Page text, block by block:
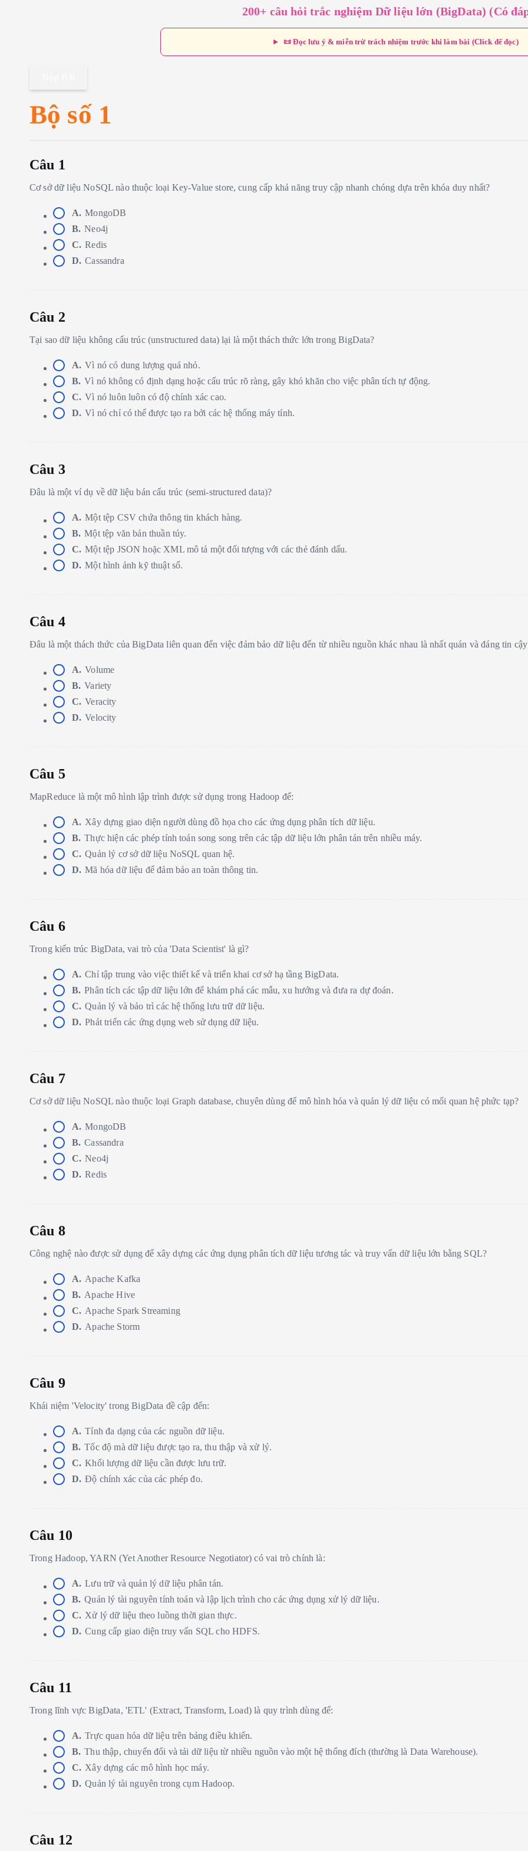
200+ câu hỏi trắc nghiệm Dữ liệu lớn (BigData) (Có
📜 Đọc lưu ý & miễn trừ trách nhiệm trước khi làm bài (Click để đọc)
Bộ số 1
Câu 1
Cơ sở dữ liệu NoSQL nào thuộc loại Key-Value store, cung cấp khả năng truy cập nhanh chóng dựa trên khóa duy nhất?
A. MongoDB
B. Neo4j
C. Redis
D. Cassandra
Câu 2
Tại sao dữ liệu không cấu trúc (unstructured data) lại là một thách thức lớn trong BigData?
A. Vì nó có dung lượng quá nhỏ.
B. Vì nó không có định dạng hoặc cấu trúc rõ ràng, gây khó khăn cho việc phân tích tự động.
C. Vì nó luôn luôn có độ chính xác cao.
D. Vì nó chỉ có thể được tạo ra bởi các hệ thống máy tính.
Câu 3
Đâu là một ví dụ về dữ liệu bán cấu trúc (semi-structured data)?
A. Một tệp CSV chứa thông tin khách hàng.
B. Một tệp văn bản thuần túy.
C. Một tệp JSON hoặc XML mô tả một đối tượng với các thẻ đánh dấu.
D. Một hình ảnh kỹ thuật số.
Câu 4
Đâu là một thách thức của BigData liên quan đến việc đảm bảo dữ liệu đến từ nhiều nguồn khác nhau là nhất quán và đáng tin
A. Volume
B. Variety
C. Veracity
D. Velocity
Câu 5
MapReduce là một mô hình lập trình được sử dụng trong Hadoop để:
A. Xây dựng giao diện người dùng đồ họa cho các ứng dụng phân tích dữ liệu.
B. Thực hiện các phép tính toán song song trên các tập dữ liệu lớn phân tán trên nhiều máy.
C. Quản lý cơ sở dữ liệu NoSQL quan hệ.
D. Mã hóa dữ liệu để đảm bảo an toàn thông tin.
Câu 6
Trong kiến trúc BigData, vai trò của 'Data Scientist' là gì?
A. Chỉ tập trung vào việc thiết kế và triển khai cơ sở hạ tầng BigData.
B. Phân tích các tập dữ liệu lớn để khám phá các mẫu, xu hướng và đưa ra dự đoán.
C. Quản lý và bảo trì các hệ thống lưu trữ dữ liệu.
D. Phát triển các ứng dụng web sử dụng dữ liệu.
Câu 7
Cơ sở dữ liệu NoSQL nào thuộc loại Graph database, chuyên dùng để mô hình hóa và quản lý dữ liệu có mối quan hệ phức tạp?
A. MongoDB
B. Cassandra
C. Neo4j
D. Redis
Câu 8
Công nghệ nào được sử dụng để xây dựng các ứng dụng phân tích dữ liệu tương tác và truy vấn dữ liệu lớn bằng SQL?
A. Apache Kafka
B. Apache Hive
C. Apache Spark Streaming
D. Apache Storm
Câu 9
Khái niệm 'Velocity' trong BigData đề cập đến:
A. Tính đa dạng của các nguồn dữ liệu.
B. Tốc độ mà dữ liệu được tạo ra, thu thập và xử lý.
C. Khối lượng dữ liệu cần được lưu trữ.
D. Độ chính xác của các phép đo.
Câu 10
Trong Hadoop, YARN (Yet Another Resource Negotiator) có vai trò chính là:
A. Lưu trữ và quản lý dữ liệu phân tán.
B. Quản lý tài nguyên tính toán và lập lịch trình cho các ứng dụng xử lý dữ liệu.
C. Xử lý dữ liệu theo luồng thời gian thực.
D. Cung cấp giao diện truy vấn SQL cho HDFS.
Câu 11
Trong lĩnh vực BigData, 'ETL' (Extract, Transform, Load) là quy trình dùng để:
A. Trực quan hóa dữ liệu trên bảng điều khiển.
B. Thu thập, chuyển đổi và tải dữ liệu từ nhiều nguồn vào một hệ thống đích (thường là Data Warehouse).
C. Xây dựng các mô hình học máy.
D. Quản lý tài nguyên trong cụm Hadoop.
Câu 12